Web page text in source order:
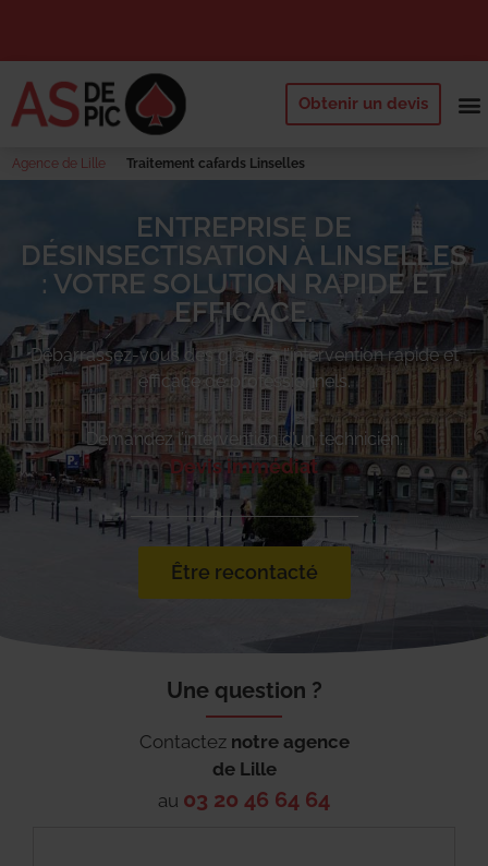
Obtenir un devis
Agence de Lille Traitement cafards Linselles
ENTREPRISE DE
DÉSINSECTISATION À LINSELLES
: VOTRE SOLUTION RAPIDE ET
EFFICACE.
Débarrassez-vous des grâce à l’intervention rapide et
efficace de professionnels.
Demandez l’intervention d’un technicien.
Devis immédiat
Être recontacté
Une question ?
Contactez notre agence
de Lille
au 03 20 46 64 64